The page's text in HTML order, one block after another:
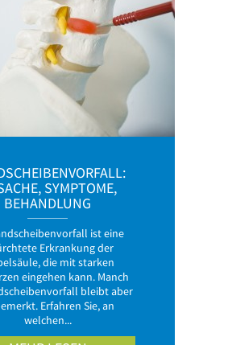
SYMPTOME,
BEHANDLUNG
ist eine
Erkrankung der
die mit starken
eingehen kann. Manch
bleibt aber
Erfahren Sie, an
welchen...